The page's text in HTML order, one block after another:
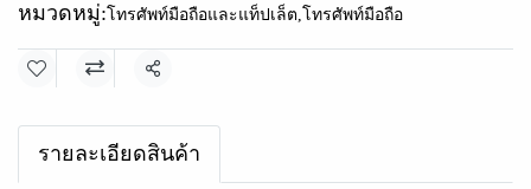
หมวดหมู่: โทรศัพท์มือถือและแท็ปเล็ต, โทรศัพท์มือถือ
แชร์
รายละเอียดสินค้า